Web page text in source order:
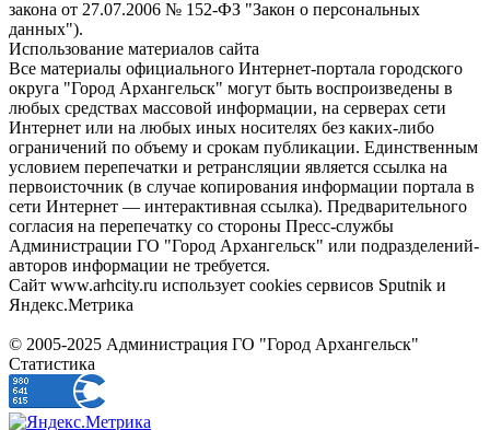
закона от 27.07.2006 № 152-ФЗ "Закон о персональных
данных").
Использование материалов сайта
Все материалы официального Интернет-портала городского
округа "Город Архангельск" могут быть воспроизведены в
любых средствах массовой информации, на серверах сети
Интернет или на любых иных носителях без каких-либо
ограничений по объему и срокам публикации. Единственным
условием перепечатки и ретрансляции является ссылка на
первоисточник (в случае копирования информации портала в
сети Интернет — интерактивная ссылка). Предварительного
согласия на перепечатку со стороны Пресс-службы
Администрации ГО "Город Архангельск" или подразделений-
авторов информации не требуется.
Сайт www.arhcity.ru использует cookies сервисов Sputnik и
Яндекс.Метрика
© 2005-2025 Администрация ГО "Город Архангельск"
Статистика